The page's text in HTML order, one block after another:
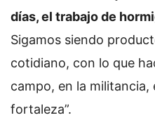
días, el trabajo de
Sigamos siendo
cotidiano, con lo que
campo, en la militancia,
fortaleza”.